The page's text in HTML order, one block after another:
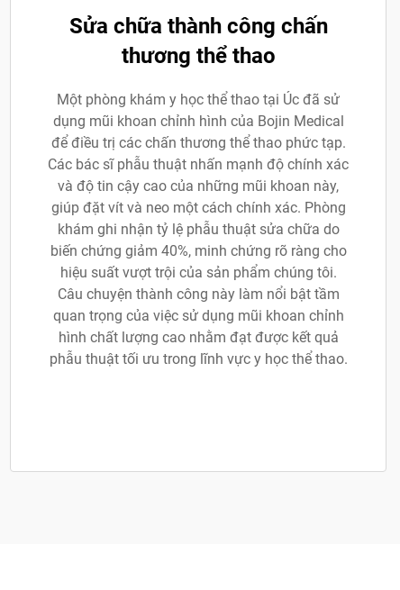
Sửa chữa thành công chấn
thương thể thao
Một phòng khám y học thể thao tại Úc đã sử
dụng mũi khoan chỉnh hình của Bojin Medical
để điều trị các chấn thương thể thao phức tạp.
Các bác sĩ phẫu thuật nhấn mạnh độ chính xác
và độ tin cậy cao của những mũi khoan này,
giúp đặt vít và neo một cách chính xác. Phòng
khám ghi nhận tỷ lệ phẫu thuật sửa chữa do
biến chứng giảm 40%, minh chứng rõ ràng cho
hiệu suất vượt trội của sản phẩm chúng tôi.
Câu chuyện thành công này làm nổi bật tầm
quan trọng của việc sử dụng mũi khoan chỉnh
hình chất lượng cao nhằm đạt được kết quả
phẫu thuật tối ưu trong lĩnh vực y học thể thao.